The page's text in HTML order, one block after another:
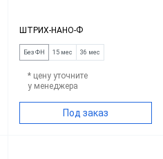
ШТРИХ-НАНО-Ф
Без ФН 15 мес 36 мес
* цену уточните
у менеджера
Под заказ